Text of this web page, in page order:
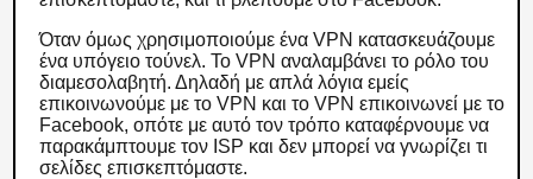
Όταν όμως χρησιμοποιούμε ένα VPN κατασκευάζουμε
ένα υπόγειο τούνελ. Το VPN αναλαμβάνει το ρόλο του
διαμεσολαβητή. Δηλαδή με απλά λόγια εμείς
επικοινωνούμε με το VPN και το VPN επικοινωνεί με το
Facebook, οπότε με αυτό τον τρόπο καταφέρνουμε να
παρακάμπτουμε τον ISP και δεν μπορεί να γνωρίζει τι
σελίδες επισκεπτόμαστε.